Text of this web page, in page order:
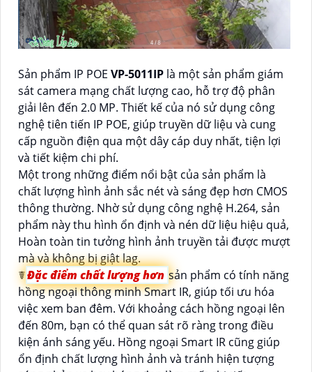
Sản phẩm IP POE VP-5011IP là một sản phẩm giám
sát camera mạng chất lượng cao, hỗ trợ độ phân
giải lên đến 2.0 MP. Thiết kế của nó sử dụng công
nghệ tiên tiến IP POE, giúp truyền dữ liệu và cung
cấp nguồn điện qua một dây cáp duy nhất, tiện lợi
và tiết kiệm chi phí.
Một trong những điểm nổi bật của sản phẩm là
chất lượng hình ảnh sắc nét và sáng đẹp hơn CMOS
thông thường. Nhờ sử dụng công nghệ H.264, sản
phẩm này thu hình ổn định và nén dữ liệu hiệu quả,
Hoàn toàn tin tưởng hình ảnh truyền tải được mượt
mà và không bị giật lag.
☤Đặc điểm chất lượng hơn sản phẩm có tính năng
hồng ngoại thông minh Smart IR, giúp tối ưu hóa
việc xem ban đêm. Với khoảng cách hồng ngoại lên
đến 80m, bạn có thể quan sát rõ ràng trong điều
kiện ánh sáng yếu. Hồng ngoại Smart IR cũng giúp
ổn định chất lượng hình ảnh và tránh hiện tượng